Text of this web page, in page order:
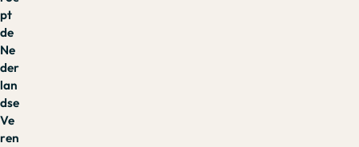
pt
de
Ne
der
lan
dse
Ve
ren